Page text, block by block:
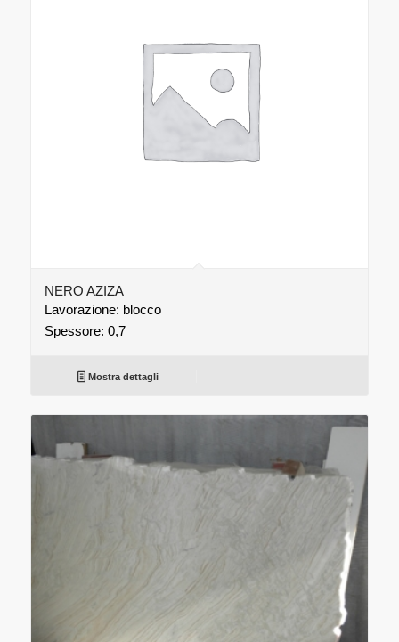
NERO AZIZA
Lavorazione: blocco
Spessore: 0,7
Mostra dettagli